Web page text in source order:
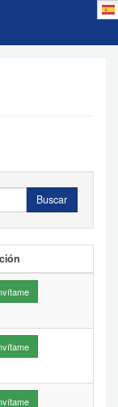
Buscar